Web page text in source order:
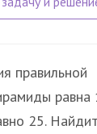
правильной
равна
25.